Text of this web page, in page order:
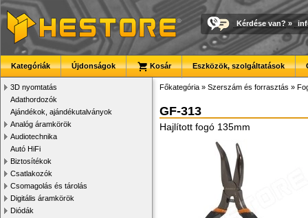
Kérdése van? »
Kategóriák Újdonságok Kosár Eszközök, szolgáltatások
3D nyomtatás
Adathordozók
Ajándékok, ajándékutalványok
Analóg áramkörök
Audiotechnika
Autó HiFi
Biztosítékok
Csatlakozók
Csomagolás és tárolás
Digitális áramkörök
Diódák
Főkategória » Szerszám és forrasztás »
GF-313
Hajlított fogó 135mm